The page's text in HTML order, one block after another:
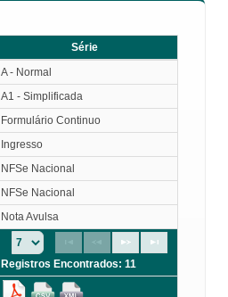
Série
A - Normal
A1 - Simplificada
Formulário Continuo
Ingresso
NFSe Nacional
NFSe Nacional
Nota Avulsa
Registros Encontrados: 11